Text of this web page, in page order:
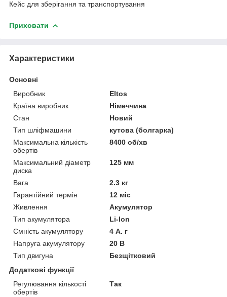
Кейс для зберігання та транспортування
Приховати
Характеристики
Основні
Виробник
Eltos
Країна виробник
Німеччина
Стан
Новий
Тип шліфмашини
кутова (болгарка)
Максимальна кількість
обертів
8400 об/хв
Максимальний діаметр
диска
125 мм
Вага
2.3 кг
Гарантійний термін
12 міс
Живлення
Акумулятор
Тип акумулятора
Li-Ion
Ємність акумулятору
4 А. г
Напруга акумулятору
20 В
Тип двигуна
Безщітковий
Додаткові функції
Регулювання кількості
обертів
Так